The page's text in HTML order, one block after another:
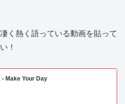
く熱く語っている動画を貼って
！
- Make Your Day